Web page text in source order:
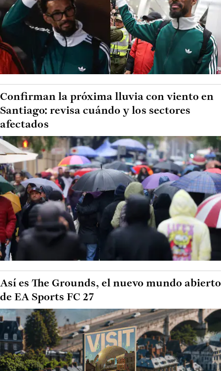
Confirman la próxima lluvia con viento en
Santiago: revisa cuándo y los sectores
afectados
Así es The Grounds, el nuevo mundo abierto
de EA Sports FC 27